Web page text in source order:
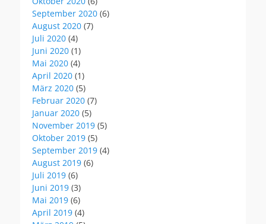
September 2020 (6)
August 2020 (7)
Juli 2020 (4)
Juni 2020 (1)
Mai 2020 (4)
April 2020 (1)
März 2020 (5)
Februar 2020 (7)
Januar 2020 (5)
November 2019 (5)
Oktober 2019 (5)
September 2019 (4)
August 2019 (6)
Juli 2019 (6)
Juni 2019 (3)
Mai 2019 (6)
April 2019 (4)